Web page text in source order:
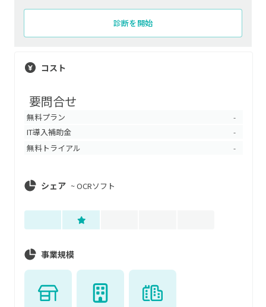
診断を開始
コスト
要問合せ
無料プラン -
IT導入補助金 -
無料トライアル -
シェア ~OCRソフト
事業規模